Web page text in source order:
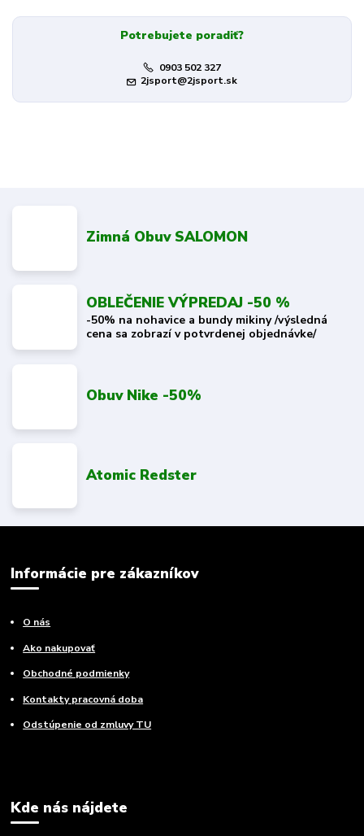
Potrebujete poradiť?
0903 502 327
2jsport@2jsport.sk
Zimná Obuv SALOMON
OBLEČENIE VÝPREDAJ -50 %
-50% na nohavice a bundy mikiny /výsledná
cena sa zobrazí v potvrdenej objednávke/
Obuv Nike -50%
Atomic Redster
Informácie pre zákazníkov
O nás
Ako nakupovať
Obchodné podmienky
Kontakty pracovná doba
Odstúpenie od zmluvy TU
Kde nás nájdete